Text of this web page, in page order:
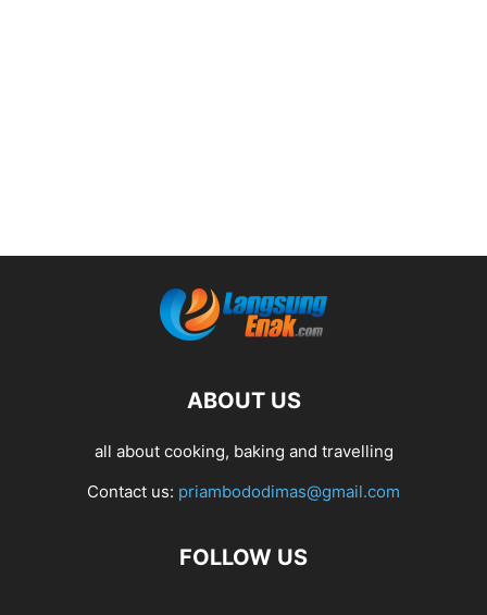
ABOUT US
all about cooking, baking and travelling
Contact us: priambododimas@gmail.com
FOLLOW US